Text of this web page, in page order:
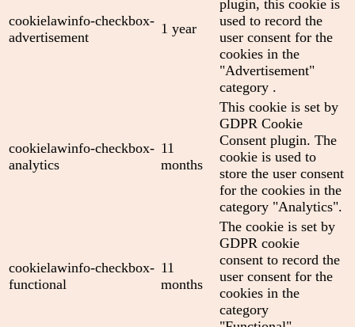
cookielawinfo-checkbox-
advertisement
1 year
plugin, this cookie is
used to record the
user consent for the
cookies in the
"Advertisement"
category .
cookielawinfo-checkbox-
analytics
11
months
This cookie is set by
GDPR Cookie
Consent plugin. The
cookie is used to
store the user consent
for the cookies in the
category "Analytics".
cookielawinfo-checkbox-
functional
11
months
The cookie is set by
GDPR cookie
consent to record the
user consent for the
cookies in the
category